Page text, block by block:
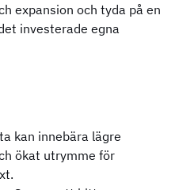
expansion och tyda på en
investerade egna
kan innebära lägre
ökat utrymme för